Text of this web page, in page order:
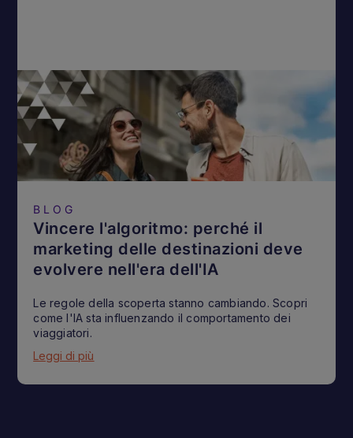
BLOG
Vincere l'algoritmo: perché il
marketing delle destinazioni deve
evolvere nell'era dell'IA
Le regole della scoperta stanno cambiando. Scopri
come l'IA sta influenzando il comportamento dei
viaggiatori.
Leggi di più